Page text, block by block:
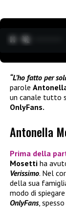
“L’ho fatto per
parole
un canale tutto
OnlyFans.
Antonella
Prima della
Mosetti ha
Verissimo. Nel
della sua
modo di
OnlyFans,